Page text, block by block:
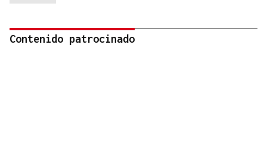
Contenido patrocinado